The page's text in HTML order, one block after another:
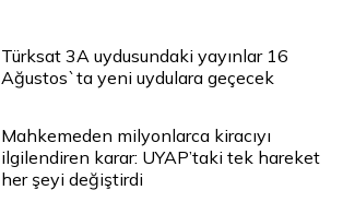
Türksat 3A uydusundaki yayınlar 16
Ağustos`ta yeni uydulara geçecek
Mahkemeden milyonlarca kiracıyı
ilgilendiren karar: UYAP’taki tek hareket
her şeyi değiştirdi